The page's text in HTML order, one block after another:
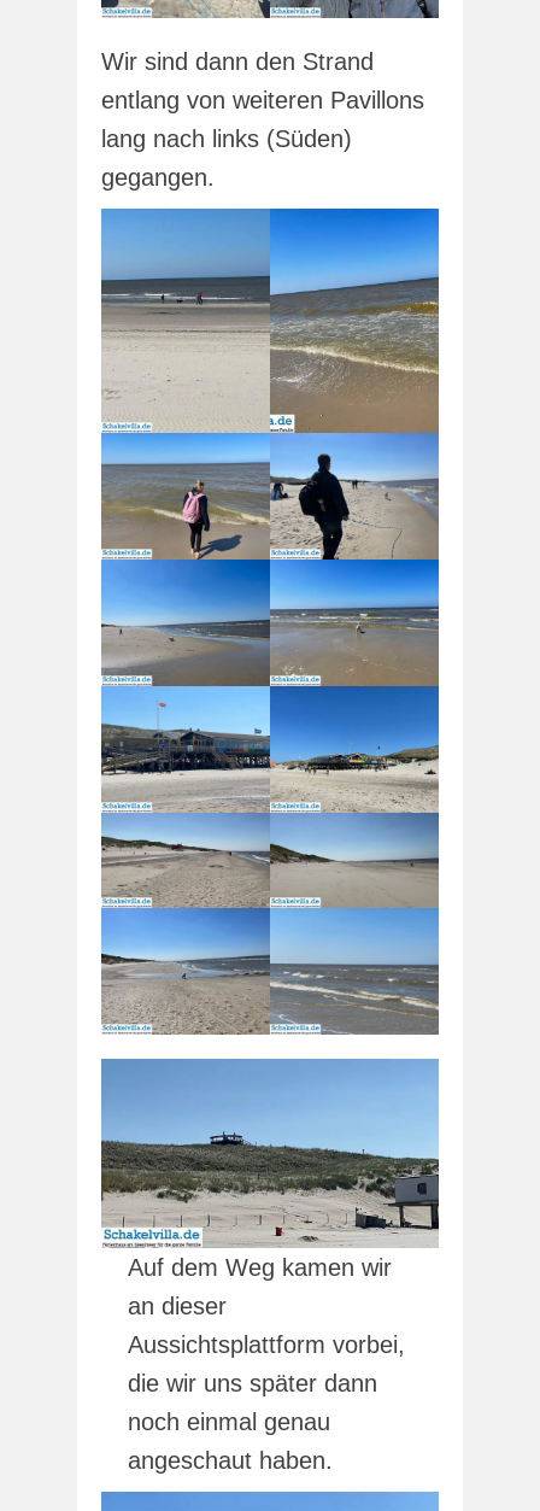
Wir sind dann den Strand
entlang von weiteren Pavillons
lang nach links (Süden)
gegangen.
Auf dem Weg kamen wir
an dieser
Aussichtsplattform vorbei,
die wir uns später dann
noch einmal genau
angeschaut haben.